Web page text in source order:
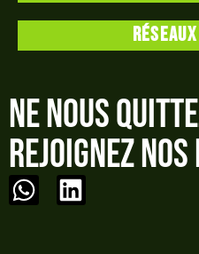
Ne nous
rejoignez nos